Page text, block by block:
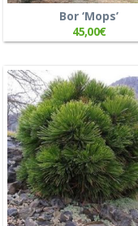
Bor ‘Mops’
45,00€